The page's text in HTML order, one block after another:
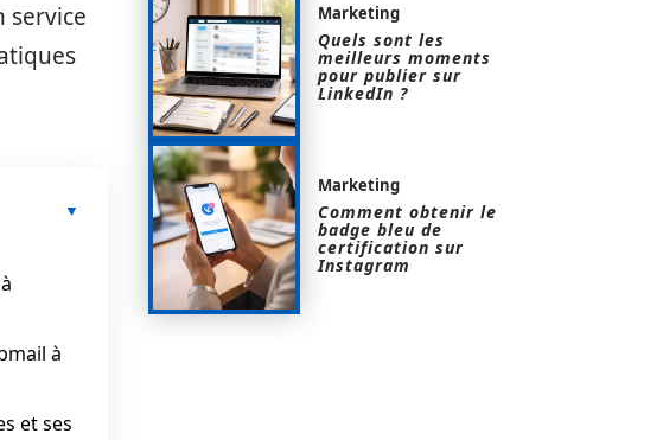
service
à
et ses
Marketing
Quels sont les
meilleurs moments
pour publier sur
LinkedIn ?
Marketing
Comment obtenir le
badge bleu de
certification sur
Instagram